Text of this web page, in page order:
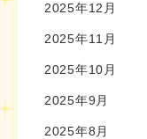
2025年12月
2025年11月
2025年10月
2025年9月
2025年8月